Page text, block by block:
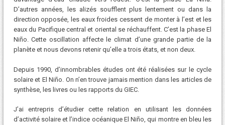
D’autres années, les alizés soufflent plus lentement ou dans la
direction opposée, les eaux froides cessent de monter à l’est et les
eaux du Pacifique central et oriental se réchauffent. C’est la phase El
Niño. Cette oscillation affecte le climat d’une grande partie de la
planète et nous devons retenir qu’elle a trois états, et non deux.
Depuis 1990, d’innombrables études ont été réalisées sur le cycle
solaire et El Niño. On n’en trouve jamais mention dans les articles de
synthèse, les livres ou les rapports du GIEC.
J’ai entrepris d’étudier cette relation en utilisant les données
d’activité solaire et l’indice océanique El Niño, qui montre en bleu les